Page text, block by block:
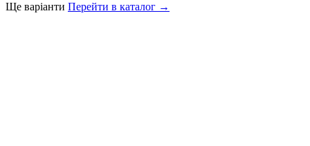
Ще варіанти Перейти в каталог →